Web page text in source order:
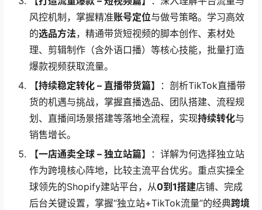
风控机制，掌握精准账号定位与做号策略。学习高效
的选品方法，精通带货短视频的脚本创作、素材处
理、剪辑制作（含外语口播）等核心技能，批量打造
爆款视频获取流量。
​【持续稳定转化 – 直播带货篇】​
​：剖析TikTok直播带
货的机遇与挑战，掌握直播选品、团队搭建、流程规
划、直播间场景搭建等落地全流程，实现持续转化与
销售增长。
​【一店通卖全球 – 独立站篇】​
​：详解为何选择独立站
作为跨境核心阵地，比较主流平台优劣。重点实操全
球领先的Shopify建站平台，从0到1搭建店铺、完成
后台关键设置，掌握“独立站+TikTok流量”的经典跨境